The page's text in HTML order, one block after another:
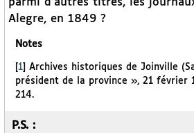
Alegre, en 1849 ?
Notes
[1] Archives historiques de Joinville
président de la province », 21 février
214.
P.S. :